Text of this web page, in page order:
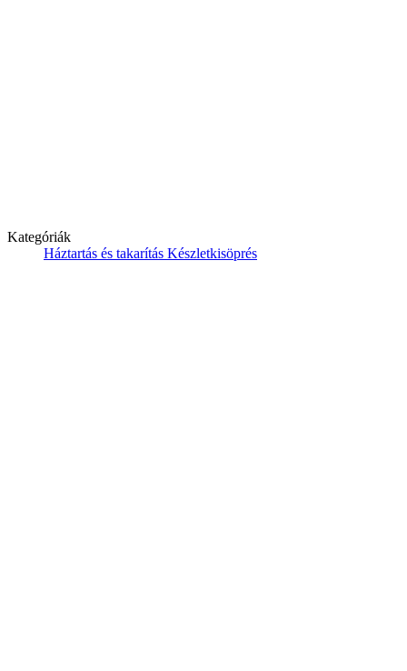
Kategóriák
Háztartás és takarítás Készletkisöprés